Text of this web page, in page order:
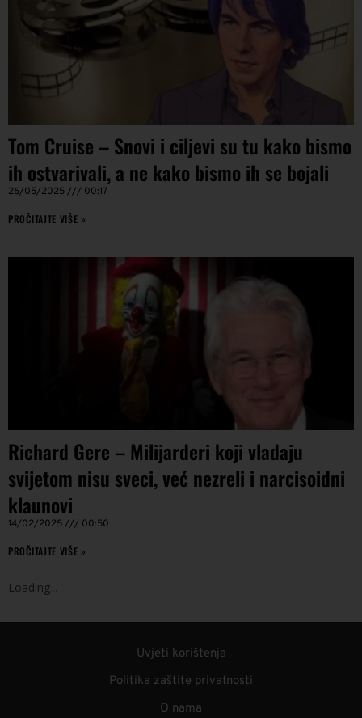
Tom Cruise – Snovi i ciljevi su tu kako bismo
ih ostvarivali, a ne kako bismo ih se bojali
26/05/2025 00:17
PROČITAJTE VIŠE »
Richard Gere – Milijarderi koji vladaju
svijetom nisu sveci, već nezreli i narcisoidni
klaunovi
14/02/2025 00:50
PROČITAJTE VIŠE »
Loading
Uvjeti korištenja
Politika zaštite privatnosti
O nama